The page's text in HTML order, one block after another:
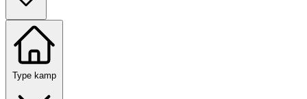
Type kamp